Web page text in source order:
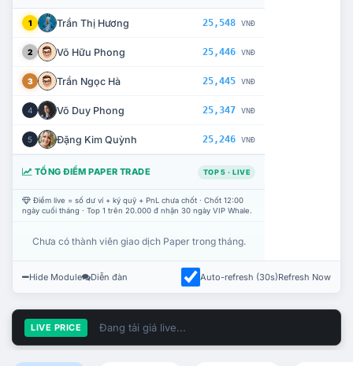
1 Trần Thị Hương 25,548 VNĐ
2 Võ Hữu Phong 25,446 VNĐ
3 Trần Ngọc Hà 25,445 VNĐ
4 Võ Duy Phong 25,347 VNĐ
5 Đặng Kim Quỳnh 25,246 VNĐ
TỔNG ĐIỂM PAPER TRADE TOP 5 · LIVE
Điểm live = số dư ví + ký quỹ + PnL chưa chốt · Chốt 12:00
ngày cuối tháng · Top 1 trên 20.000 đ nhận 30 ngày VIP Whale.
Chưa có thành viên giao dịch Paper trong tháng.
Hide Module Diễn đàn Auto-refresh (30s)Refresh Now
LIVE PRICE Đang tải giá live...